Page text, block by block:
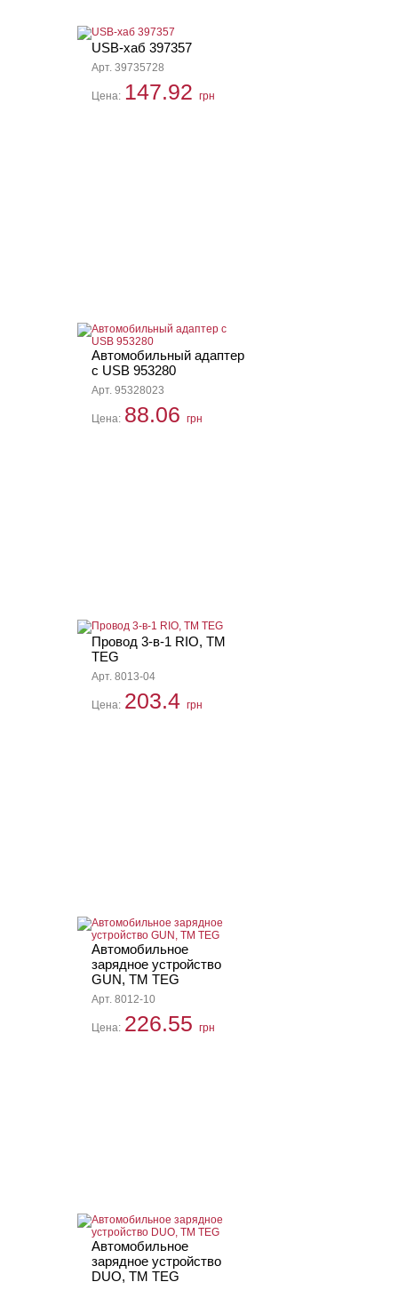
USB-хаб 397357
Арт. 39735728
Цена: 147.92 грн
Автомобильный адаптер
с USB 953280
Арт. 95328023
Цена: 88.06 грн
Провод 3-в-1 RIO, TM
TEG
Арт. 8013-04
Цена: 203.4 грн
Автомобильное
зарядное устройство
GUN, TM TEG
Арт. 8012-10
Цена: 226.55 грн
Автомобильное
зарядное устройство
DUO, TM TEG